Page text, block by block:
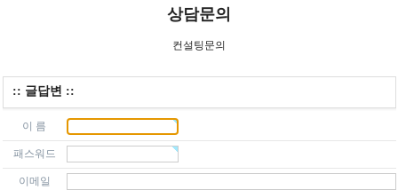
상담문의
컨설팅문의
:: 글답변 ::
이 름
패스워드
이메일